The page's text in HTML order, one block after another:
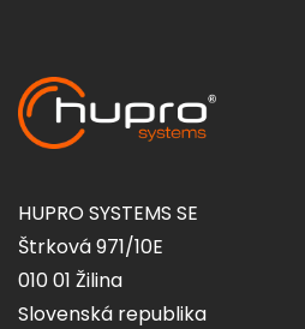
HUPRO SYSTEMS SE
Štrková 971/10E
010 01 Žilina
Slovenská republika